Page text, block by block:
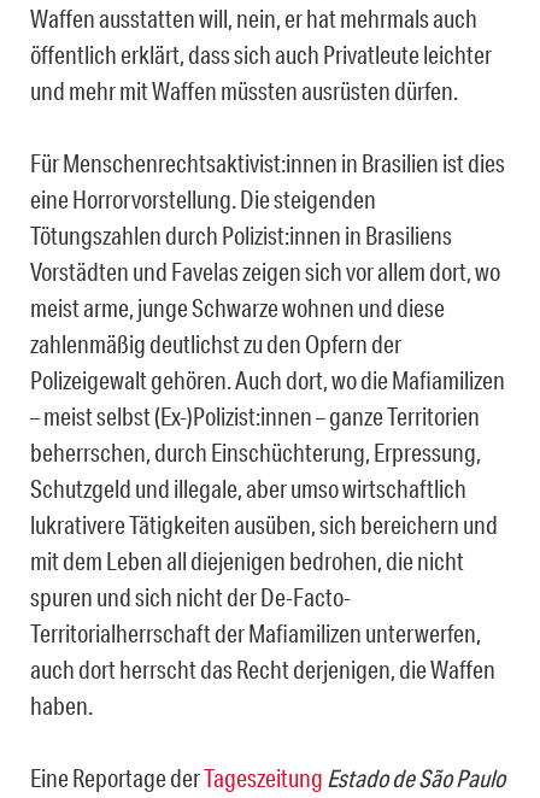
Waffen ausstatten will, nein, er hat mehrmals auch
öffentlich erklärt, dass sich auch Privatleute leichter
und mehr mit Waffen müssten ausrüsten dürfen.
Für Menschenrechtsaktivist:innen in Brasilien ist dies
eine Horrorvorstellung. Die steigenden
Tötungszahlen durch Polizist:innen in Brasiliens
Vorstädten und Favelas zeigen sich vor allem dort, wo
meist arme, junge Schwarze wohnen und diese
zahlenmäßig deutlichst zu den Opfern der
Polizeigewalt gehören. Auch dort, wo die Mafiamilizen
– meist selbst (Ex-)Polizist:innen – ganze Territorien
beherrschen, durch Einschüchterung, Erpressung,
Schutzgeld und illegale, aber umso wirtschaftlich
lukrativere Tätigkeiten ausüben, sich bereichern und
mit dem Leben all diejenigen bedrohen, die nicht
spuren und sich nicht der De-Facto-
Territorialherrschaft der Mafiamilizen unterwerfen,
auch dort herrscht das Recht derjenigen, die Waffen
haben.
Eine Reportage derTageszeitung Estado de São Paulo